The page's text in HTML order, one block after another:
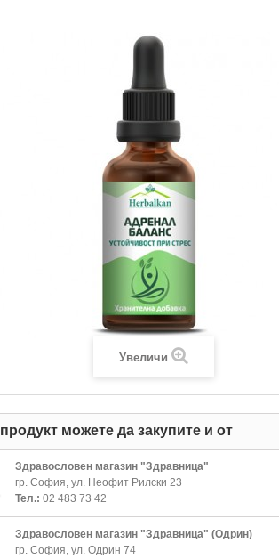
Увеличи
можете да закупите и от
Здравословен магазин "Здравница"
гр. София, ул. Неофит Рилски 23
Тел.: 02 483 73 42
Здравословен магазин "Здравница" (Одрин)
гр. София, ул. Одрин 74